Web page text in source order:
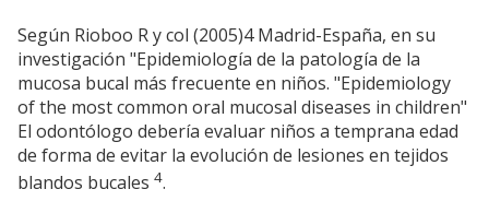
Según Rioboo R y col (2005)4 Madrid-España, en su
investigación "Epidemiología de la patología de la
mucosa bucal más frecuente en niños. "Epidemiology
of the most common oral mucosal diseases in children"
El odontólogo debería evaluar niños a temprana edad
de forma de evitar la evolución de lesiones en tejidos
blandos bucales 4.